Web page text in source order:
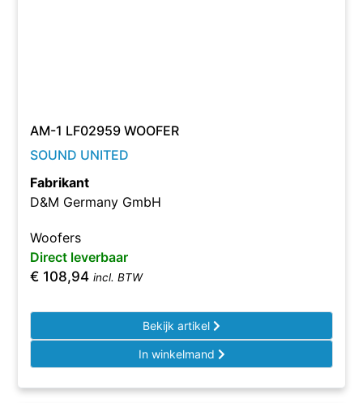
AM-1 LF02959 WOOFER
SOUND UNITED
Fabrikant
D&M Germany GmbH
Woofers
Direct leverbaar
€ 108,94 incl. BTW
Bekijk artikel
In winkelmand